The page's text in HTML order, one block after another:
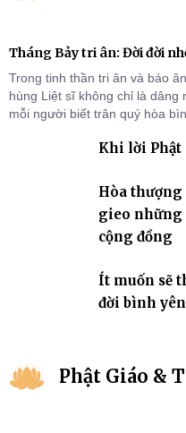
Tháng Bảy tri ân: Đời đời
Trong tinh thần tri ân và báo
hùng Liệt sĩ không chỉ là
mỗi người biết trân quý hòa
Khi lời Phật
Hòa
gieo những
cộng đồng
Ít muốn sẽ
đời bình yên
Phật Giáo &